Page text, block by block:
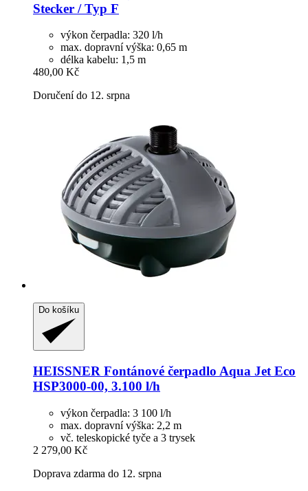
Stecker / Typ F
výkon čerpadla: 320 l/h
max. dopravní výška: 0,65 m
délka kabelu: 1,5 m
480,00 Kč
Doručení do 12. srpna
Do košíku
HEISSNER Fontánové čerpadlo Aqua Jet Eco
HSP3000-​00, 3.100 l/h
výkon čerpadla: 3 100 l/h
max. dopravní výška: 2,2 m
vč. teleskopické tyče a 3 trysek
2 279,00 Kč
Doprava zdarma do 12. srpna